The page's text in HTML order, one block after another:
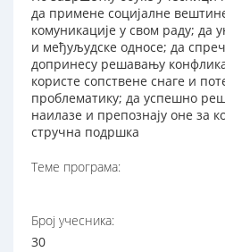
да примене социјалне
комуникације у свом раду; да
и међуљудске односе; да
допринесу решавању
користе сопствене снаге и
проблематику; да успешно
наилазе и препознају оне за
стручна подршка
Теме програма:
Број учесника:
30